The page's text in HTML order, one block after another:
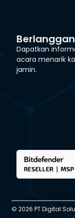
Dapatkan
acara menarik
jamin.
© 2026 PT Digital